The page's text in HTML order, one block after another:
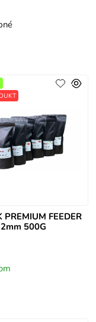
PREMIUM FEEDER
500G